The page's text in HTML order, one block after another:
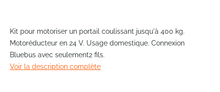
to
the
of
the
Kit pour motoriser un portail coulissant jusqu'à 400 kg.
Motoréducteur en 24 V. Usage domestique. Connexion
Bluebus avec seulement2 fils.
Voir la description complète